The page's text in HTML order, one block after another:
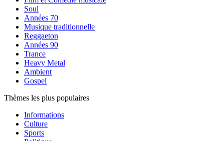
Soul
Années 70
Musique traditionnelle
Reggaeton
Années 90
Trance
Heavy Metal
Ambient
Gospel
Thèmes les plus populaires
Informations
Culture
Sports